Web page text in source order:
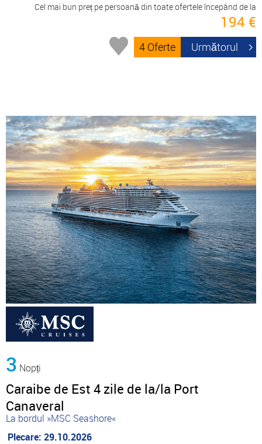
Cel mai bun preț pe persoană din toate ofertele începând de la
194 €
4 Oferte Următorul
3 Nopți
Caraibe de Est 4 zile de la/la Port
Canaveral
La bordul »MSC Seashore«
Plecare: 29.10.2026